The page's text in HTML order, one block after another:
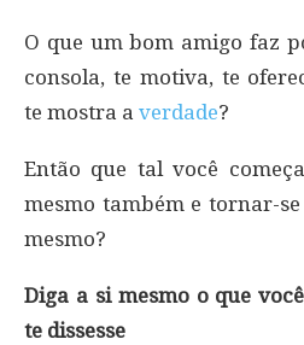
O que um bom amigo faz
consola, te motiva, te
te mostra a verdade?
Então que tal você
mesmo também e tornar-
mesmo?
Diga a si mesmo o que
te dissesse